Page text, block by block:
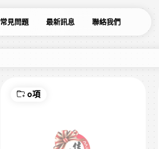
常見問題 最新訊息 聯絡我們
0項